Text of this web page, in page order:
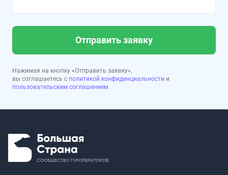
Отправить заявку
Нажимая на кнопку «Отправить заявку»,
вы соглашаетесь с политикой конфиденциальности и
пользовательским соглашением